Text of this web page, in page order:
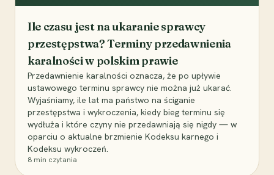
Ile czasu jest na ukaranie sprawcy
przestępstwa? Terminy przedawnienia
karalności w polskim prawie
Przedawnienie karalności oznacza, że po upływie
ustawowego terminu sprawcy nie można już ukarać.
Wyjaśniamy, ile lat ma państwo na ściganie
przestępstwa i wykroczenia, kiedy bieg terminu się
wydłuża i które czyny nie przedawniają się nigdy — w
oparciu o aktualne brzmienie Kodeksu karnego i
Kodeksu wykroczeń.
8 min czytania